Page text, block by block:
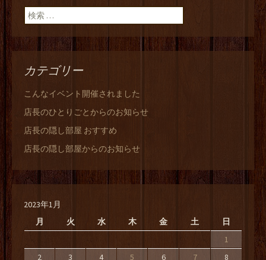
ン
検索:
カテゴリー
こんなイベント開催されました
店長のひとりごとからのお知らせ
店長の隠し部屋 おすすめ
店長の隠し部屋からのお知らせ
2023年1月
月
火 水 木 金 土 日
1
2
3 4 5 6 7
8